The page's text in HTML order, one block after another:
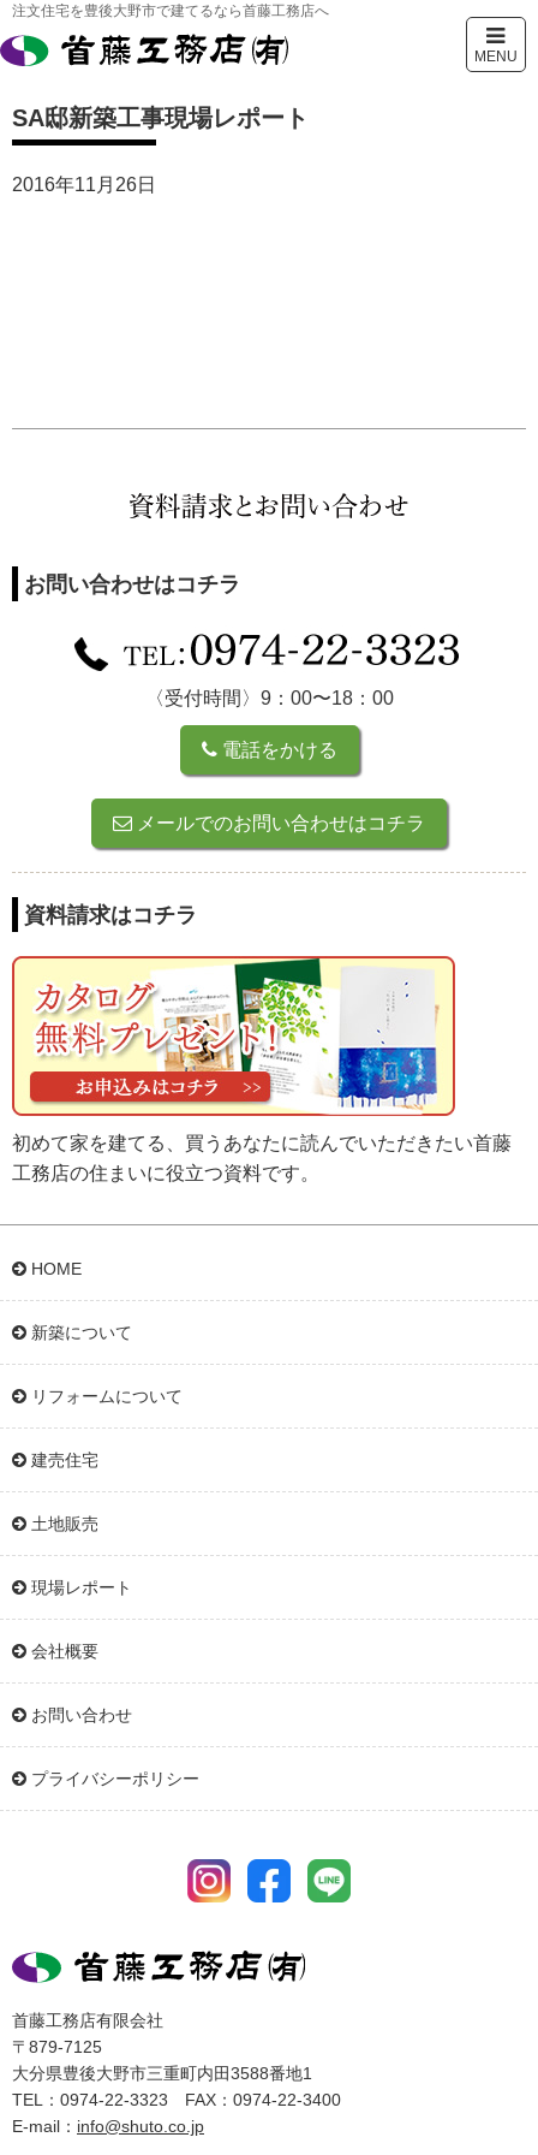
注文住宅を豊後大野市で建てるなら首藤工務店へ
MENU
SA邸新築工事現場レポート
2016年11月26日
お問い合わせはコチラ
〈受付時間〉9：00〜18：00
電話をかける
メールでのお問い合わせはコチラ
資料請求はコチラ
初めて家を建てる、買うあなたに読んでいただきたい首藤
工務店の住まいに役立つ資料です。
HOME
新築について
リフォームについて
建売住宅
土地販売
現場レポート
会社概要
お問い合わせ
プライバシーポリシー
首藤工務店有限会社
〒879-7125
大分県豊後大野市三重町内田3588番地1
TEL：0974-22-3323 FAX：0974-22-3400
E-mail： info@shuto.co.jp